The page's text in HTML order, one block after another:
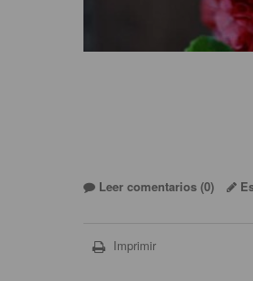
Leer comentarios (0)
Imprimir